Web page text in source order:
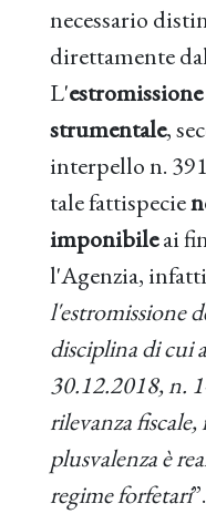
necessario
direttamente
L'
strumentale,
interpello n.
tale fattispecie
imponibileai
l'Agenzia,
l'estromissione
disciplina di cui
30.12.2018, n.
rilevanza
plusvalenza è
regime forfetari”.